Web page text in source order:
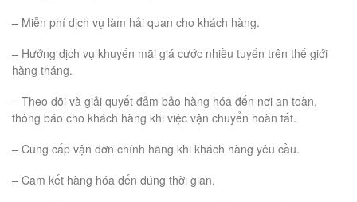
– Miễn phí dịch vụ làm hải quan cho khách hàng.
– Hưởng dịch vụ khuyến mãi giá cước nhiều tuyến trên thế giới
hàng tháng.
– Theo dõi và giải quyết đảm bảo hàng hóa đến nơi an toàn,
thông báo cho khách hàng khi việc vận chuyển hoàn tất.
– Cung cấp vận đơn chính hãng khi khách hàng yêu cầu.
– Cam kết hàng hóa đến đúng thời gian.